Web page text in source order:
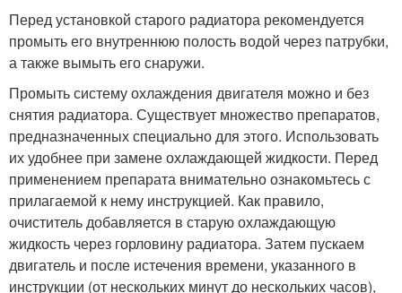
Перед установкой старого радиатора рекомендуется
промыть его внутреннюю полость водой через патрубки,
а также вымыть его снаружи.
Промыть систему охлаждения двигателя можно и без
снятия радиатора. Существует множество препаратов,
предназначенных специально для этого. Использовать
их удобнее при замене охлаждающей жидкости. Перед
применением препарата внимательно ознакомьтесь с
прилагаемой к нему инструкцией. Как правило,
очиститель добавляется в старую охлаждающую
жидкость через горловину радиатора. Затем пускаем
двигатель и после истечения времени, указанного в
инструкции (от нескольких минут до нескольких часов),